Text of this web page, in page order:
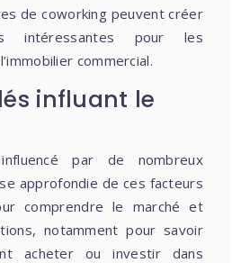
de coworking peuvent créer
intéressantes pour les
commercial.
influant le
par de nombreux
approfondie de ces facteurs
comprendre le marché et
notamment pour savoir
acheter ou investir dans